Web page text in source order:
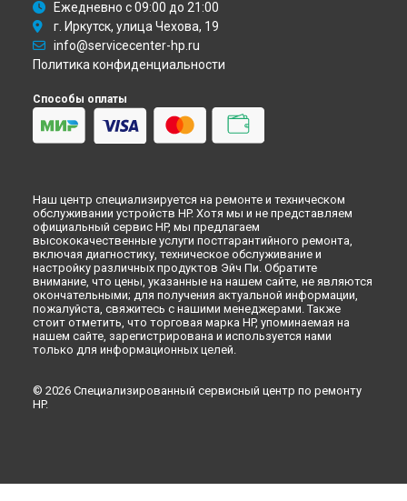
Ежедневно с 09:00 до 21:00
г. Иркутск, улица Чехова, 19
info@servicecenter-hp.ru
Политика конфиденциальности
Способы оплаты
Наш центр специализируется на ремонте и техническом
обслуживании устройств HP. Хотя мы и не представляем
официальный сервис HP, мы предлагаем
высококачественные услуги постгарантийного ремонта,
включая диагностику, техническое обслуживание и
настройку различных продуктов Эйч Пи. Обратите
внимание, что цены, указанные на нашем сайте, не являются
окончательными; для получения актуальной информации,
пожалуйста, свяжитесь с нашими менеджерами. Также
стоит отметить, что торговая марка HP, упоминаемая на
нашем сайте, зарегистрирована и используется нами
только для информационных целей.
© 2026 Специализированный сервисный центр по ремонту
HP.